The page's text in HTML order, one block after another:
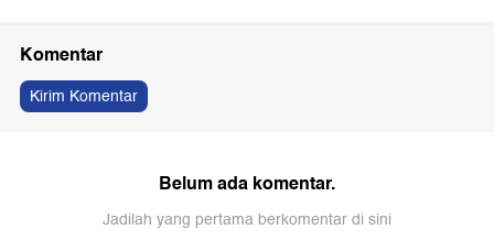
Komentar
Kirim Komentar
Belum ada komentar.
Jadilah yang pertama berkomentar di sini